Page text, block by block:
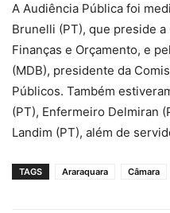
A Audiência Pública foi
Brunelli (PT), que preside
Finanças e Orçamento, e
(MDB), presidente da
Públicos. Também
(PT), Enfermeiro Delmiran
Landim (PT), além de
TAGS Araraquara Câmara